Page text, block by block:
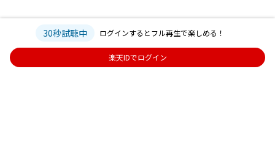
30秒試聴中 ログインするとフル再生で楽しめる！
楽天IDでログイン